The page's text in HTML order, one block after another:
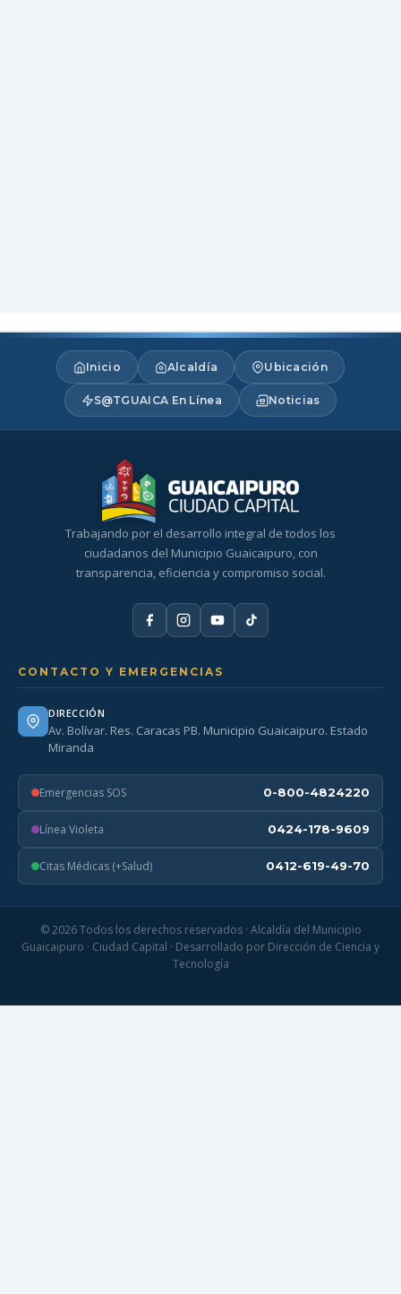
Inicio Alcaldía Ubicación
S@TGUAICA En Línea Noticias
Trabajando por el desarrollo integral de todos los
ciudadanos del Municipio Guaicaipuro, con
transparencia, eficiencia y compromiso social.
CONTACTO Y EMERGENCIAS
DIRECCIÓN
Av. Bolívar. Res. Caracas PB. Municipio Guaicaipuro. Estado
Miranda
Emergencias SOS 0-800-4824220
Línea Violeta 0424-178-9609
Citas Médicas (+Salud) 0412-619-49-70
© 2026 Todos los derechos reservados · Alcaldía del Municipio
Guaicaipuro · Ciudad Capital · Desarrollado por Dirección de Ciencia y
Tecnología